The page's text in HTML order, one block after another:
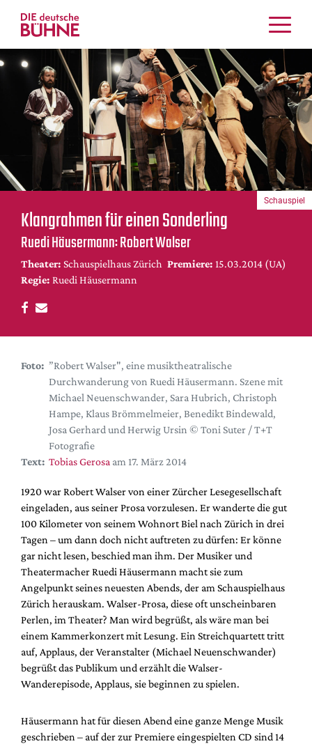
Kritiken
Schauspiel
Musiktheater
Tanz
Crossover
Bühnenwelt
Festivals & Veranstaltungen
Menschen & Theater
Themen
Internationales
Nachrufe
DdB-map
Premierensuche
Festival-Planer
Hefte
Alle Hefte
Leseproben
Podcast
Service
Shop / Abo
Newsletter
Redaktion
Autor:innen
Partner
Mediadaten
Suche
Klangrahmen für einen Sonderling
Ruedi Häusermann: Robert Walser
Theater: Schauspielhaus Zürich Premiere: 15.03.2014 (UA)
Regie: Ruedi Häusermann
Schauspiel
Foto: ”Robert Walser", eine musiktheatralische
Durchwanderung von Ruedi Häusermann. Szene mit
Michael Neuenschwander, Sara Hubrich, Christoph
Hampe, Klaus Brömmelmeier, Benedikt Bindewald,
Josa Gerhard und Herwig Ursin © Toni Suter / T+T
Fotografie
Text: Tobias Gerosa am 17. März 2014
1920 war Robert Walser von einer Zürcher Lesegesellschaft
eingeladen, aus seiner Prosa vorzulesen. Er wanderte die gut
100 Kilometer von seinem Wohnort Biel nach Zürich in drei
Tagen – um dann doch nicht auftreten zu dürfen: Er könne
gar nicht lesen, beschied man ihm. Der Musiker und
Theatermacher Ruedi Häusermann macht sie zum
Angelpunkt seines neuesten Abends, der am Schauspielhaus
Zürich herauskam. Walser-Prosa, diese oft unscheinbaren
Perlen, im Theater? Man wird begrüßt, als wäre man bei
einem Kammerkonzert mit Lesung. Ein Streichquartett tritt
auf, Applaus, der Veranstalter (Michael Neuenschwander)
begrüßt das Publikum und erzählt die Walser-
Wanderepisode, Applaus, sie beginnen zu spielen.
Häusermann hat für diesen Abend eine ganze Menge Musik
geschrieben – auf der zur Premiere eingespielten CD sind 14